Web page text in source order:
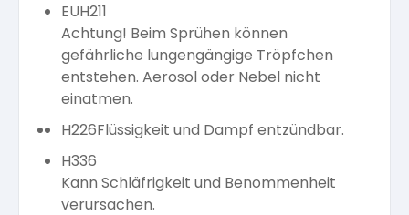
EUH211
Achtung! Beim Sprühen können
gefährliche lungengängige Tröpfchen
entstehen. Aerosol oder Nebel nicht
einatmen.
H226Flüssigkeit und Dampf entzündbar.
H336
Kann Schläfrigkeit und Benommenheit
verursachen.